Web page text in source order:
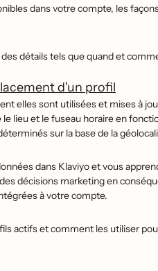
dans votre compte, les
détails tels que quand et
d'un profil
elles sont utilisées et mises à
lieu et le fuseau horaire en
sur la base de la
dans Klaviyo et vous
décisions marketing en
à votre compte.
actifs et comment les utiliser